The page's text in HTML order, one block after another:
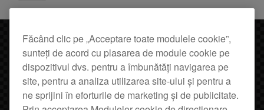
Făcând clic pe „Acceptare toate modulele cookie”,
sunteți de acord cu plasarea de module cookie pe
dispozitivul dvs. pentru a îmbunătăți navigarea pe
site, pentru a analiza utilizarea site-ului și pentru a
ne sprijini în eforturile de marketing și de publicitate.